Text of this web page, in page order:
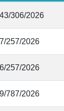
306/2026
257/2026
257/2026
787/2026